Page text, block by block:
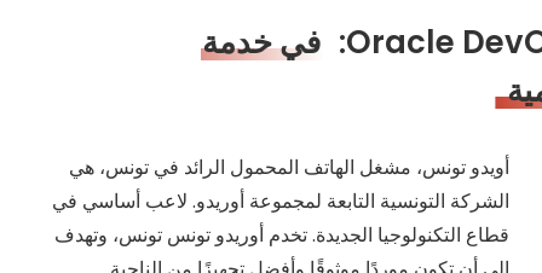
Oracle
في خدمة
أويدو تونس، مشغل الهاتف المحمول الرائد في تونس، هي
الشركة التونسية التابعة لمجموعة أوريدو. لاعب أساسي في
قطاع التكنولوجيا الجديدة. تخدم أوريدو تونس تونس، وتهدف